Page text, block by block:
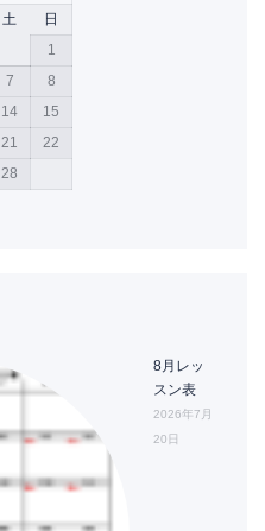
土
日
1
7
8
14
15
21
22
28
8月レッ
スン表
2026年7月
20日